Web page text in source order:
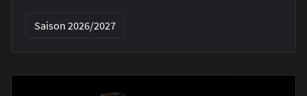
Saison 2026/2027